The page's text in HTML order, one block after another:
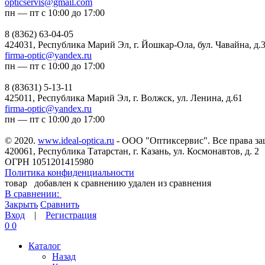
пн — пт с 10:00 до 17:00
8 (8362) 63-04-05
424031, Республика Марий Эл, г. Йошкар-Ола, бул. Чавайна,
firma-optic@yandex.ru
пн — пт с 10:00 до 17:00
8 (83631) 5-13-11
425011, Республика Марий Эл, г. Волжск, ул. Ленина, д.61
firma-optic@yandex.ru
пн — пт с 10:00 до 17:00
© 2020. www.ideal-optica.ru - ООО "Оптиксервис". Все права
420061, Республика Татарстан, г. Казань, ул. Космонавтов, д. 2
ОГРН 1051201415980
Политика конфиденциальности
товар
добавлен к сравнению удален из сравнения
В сравнении:
Закрыть Сравнить
Вход | Регистрация
0 0
Каталог
Назад